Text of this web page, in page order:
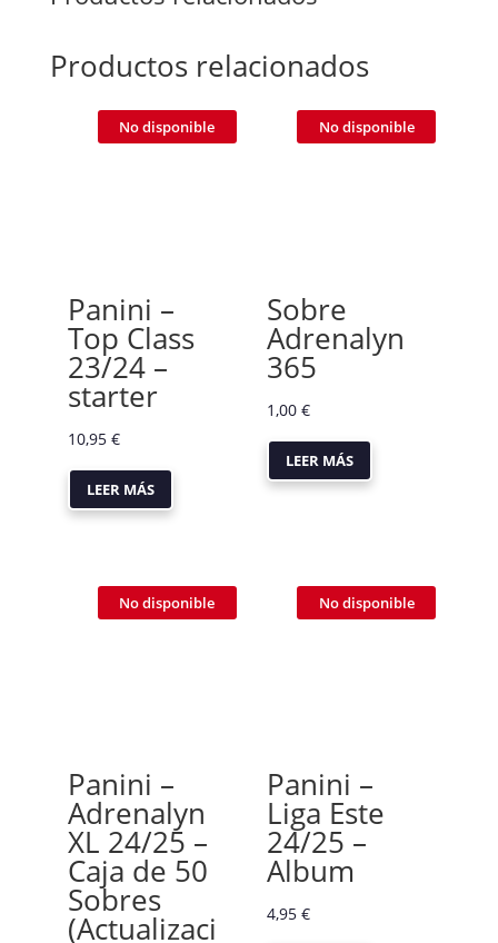
Productos relacionados
Panini –
Top Class
23/24 –
starter
10,95 €
LEER MÁS
No disponible
Sobre
Adrenalyn
365
1,00 €
LEER MÁS
No disponible
Panini –
Adrenalyn
XL 24/25 –
Caja de 50
Sobres
(Actualizaci
No disponible
Panini –
Liga Este
24/25 –
Album
4,95 €
No disponible